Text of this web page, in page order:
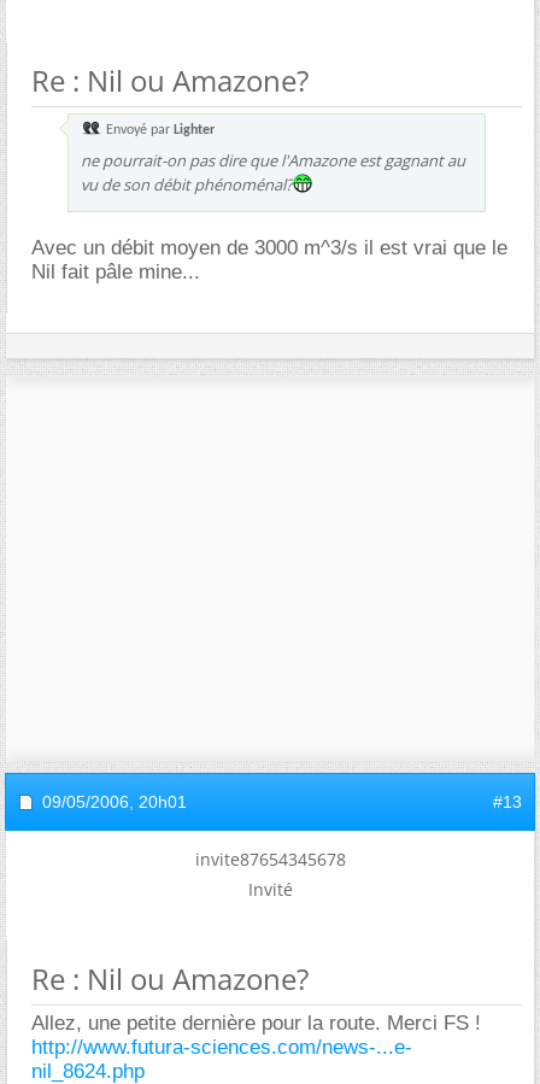
Re : Nil ou Amazone?
Envoyé par Lighter
ne pourrait-on pas dire que l'Amazone est gagnant au
vu de son débit phénoménal?
Avec un débit moyen de 3000 m^3/s il est vrai que le
Nil fait pâle mine...
09/05/2006, 20h01 #13
invite87654345678
Invité
Re : Nil ou Amazone?
Allez, une petite dernière pour la route. Merci FS !
http://www.futura-sciences.com/news-...e-
nil_8624.php